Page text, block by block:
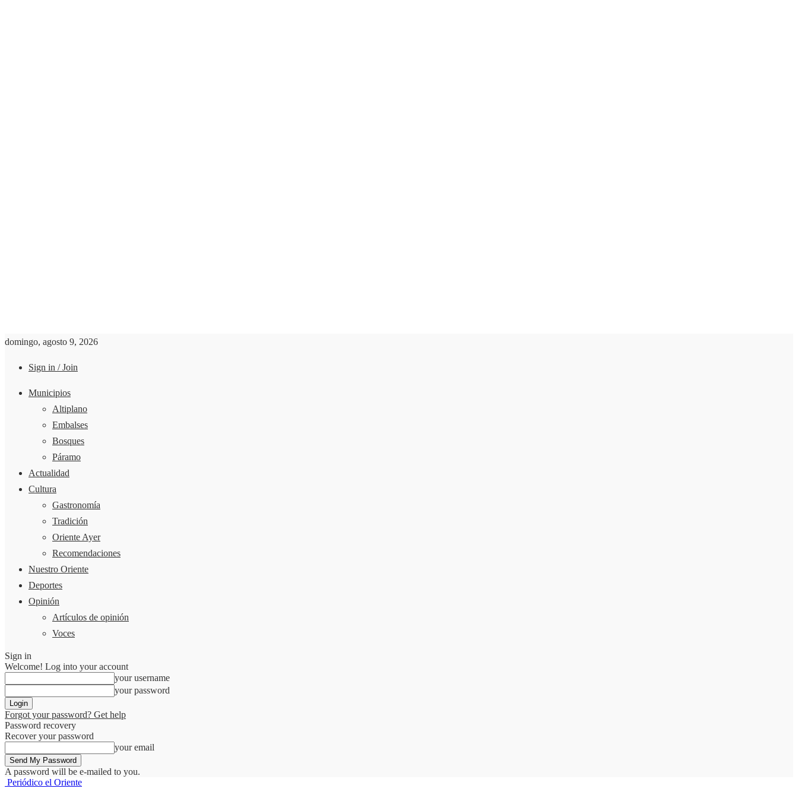
domingo, agosto 9, 2026
Sign in / Join
Municipios
Altiplano
Embalses
Bosques
Páramo
Actualidad
Cultura
Gastronomía
Tradición
Oriente Ayer
Recomendaciones
Nuestro Oriente
Deportes
Opinión
Artículos de opinión
Voces
Sign in
Welcome! Log into your account
your username
your password
Forgot your password? Get help
Password recovery
Recover your password
your email
A password will be e-mailed to you.
Periódico el Oriente